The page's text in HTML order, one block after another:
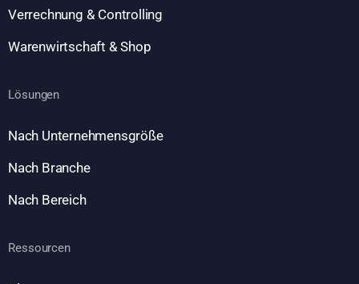
Verrechnung & Controlling
Warenwirtschaft & Shop
Lösungen
Nach Unternehmensgröße
Nach Branche
Nach Bereich
Ressourcen